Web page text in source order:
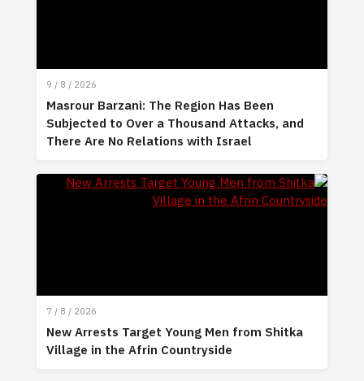
9 / 8 / 2026
Masrour Barzani: The Region Has Been
Subjected to Over a Thousand Attacks, and
There Are No Relations with Israel
7 / 8 / 2026
New Arrests Target Young Men from Shitka
Village in the Afrin Countryside